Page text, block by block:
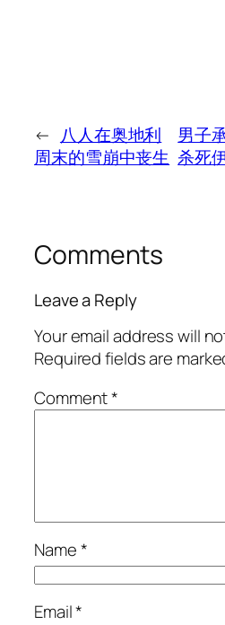
← 八人在奥地利
周末的雪崩中丧生
男子
杀死
Comments
Leave a Reply
Your email address will
Required fields are
Comment*
Name*
Email*